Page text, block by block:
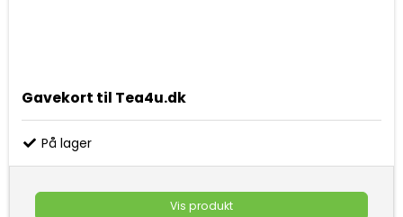
Gavekort til Tea4u.dk
På lager
Vis produkt